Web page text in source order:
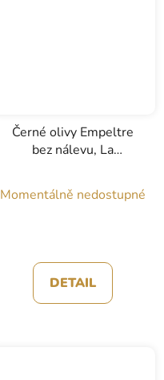
Černé olivy Empeltre
bez nálevu, La
Momentálně nedostupné
DETAIL